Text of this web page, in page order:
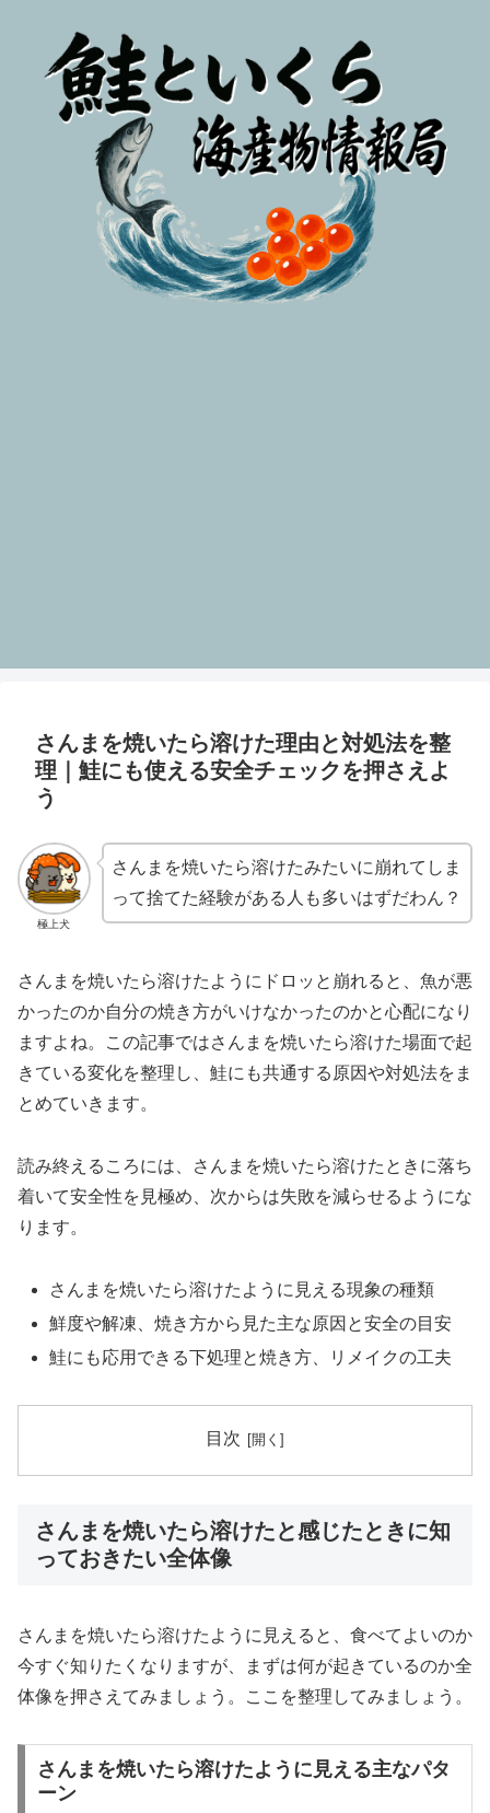
さんまを焼いたら溶けた理由と対処法を整
理｜鮭にも使える安全チェックを押さえよ
う
極上犬
さんまを焼いたら溶けたみたいに崩れてしま
って捨てた経験がある人も多いはずだわん？
さんまを焼いたら溶けたようにドロッと崩れると、魚が悪
かったのか自分の焼き方がいけなかったのかと心配になり
ますよね。この記事ではさんまを焼いたら溶けた場面で起
きている変化を整理し、鮭にも共通する原因や対処法をま
とめていきます。
読み終えるころには、さんまを焼いたら溶けたときに落ち
着いて安全性を見極め、次からは失敗を減らせるようにな
ります。
さんまを焼いたら溶けたように見える現象の種類
鮮度や解凍、焼き方から見た主な原因と安全の目安
鮭にも応用できる下処理と焼き方、リメイクの工夫
目次
さんまを焼いたら溶けたと感じたときに知
っておきたい全体像
さんまを焼いたら溶けたように見えると、食べてよいのか
今すぐ知りたくなりますが、まずは何が起きているのか全
体像を押さえてみましょう。ここを整理してみましょう。
さんまを焼いたら溶けたように見える主なパタ
ーン